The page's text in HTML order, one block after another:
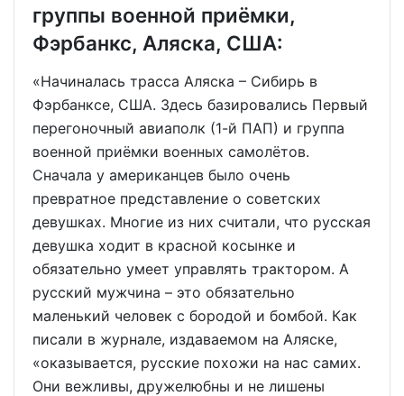
группы военной приёмки,
Фэрбанкс, Аляска, США:
«Начиналась трасса Аляска – Сибирь в
Фэрбанксе, США. Здесь базировались Первый
перегоночный авиаполк (1-й ПАП) и группа
военной приёмки военных самолётов.
Сначала у американцев было очень
превратное представление о советских
девушках. Многие из них считали, что русская
девушка ходит в красной косынке и
обязательно умеет управлять трактором. А
русский мужчина – это обязательно
маленький человек с бородой и бомбой. Как
писали в журнале, издаваемом на Аляске,
«оказывается, русские похожи на нас самих.
Они вежливы, дружелюбны и не лишены